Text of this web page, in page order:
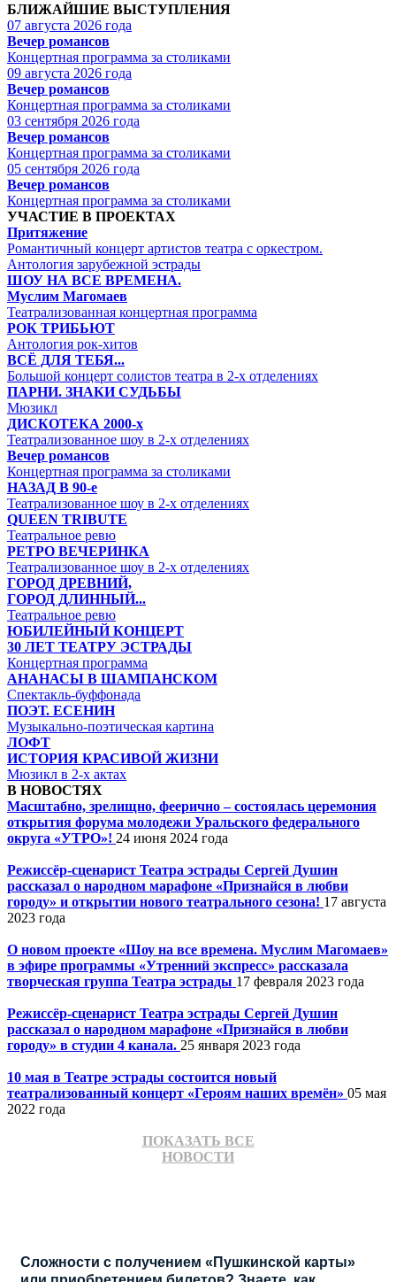
БЛИЖАЙШИЕ ВЫСТУПЛЕНИЯ
07 августа 2026 года
Вечер романсов
Концертная программа за столиками
09 августа 2026 года
Вечер романсов
Концертная программа за столиками
03 сентября 2026 года
Вечер романсов
Концертная программа за столиками
05 сентября 2026 года
Вечер романсов
Концертная программа за столиками
УЧАСТИЕ В ПРОЕКТАХ
Притяжение
Романтичный концерт артистов театра с оркестром.
Антология зарубежной эстрады
ШОУ НА ВСЕ ВРЕМЕНА.
Муслим Магомаев
Театрализованная концертная программа
РОК ТРИБЬЮТ
Антология рок-хитов
ВСЁ ДЛЯ ТЕБЯ...
Большой концерт солистов театра в 2-х отделениях
ПАРНИ. ЗНАКИ СУДЬБЫ
Мюзикл
ДИСКОТЕКА 2000-х
Театрализованное шоу в 2-х отделениях
Вечер романсов
Концертная программа за столиками
НАЗАД В 90-е
Театрализованное шоу в 2-х отделениях
QUEEN TRIBUTE
Театральное ревю
РЕТРО ВЕЧЕРИНКА
Театрализованное шоу в 2-х отделениях
ГОРОД ДРЕВНИЙ,
ГОРОД ДЛИННЫЙ...
Театральное ревю
ЮБИЛЕЙНЫЙ КОНЦЕРТ
30 ЛЕТ ТЕАТРУ ЭСТРАДЫ
Концертная программа
АНАНАСЫ В ШАМПАНСКОМ
Спектакль-буффонада
ПОЭТ. ЕСЕНИН
Музыкально-поэтическая картина
ЛОФТ
ИСТОРИЯ КРАСИВОЙ ЖИЗНИ
Мюзикл в 2-х актах
В НОВОСТЯХ
Масштабно, зрелищно, феерично – состоялась церемония
открытия форума молодежи Уральского федерального
округа «УТРО»! 24 июня 2024 года
Режиссёр-сценарист Театра эстрады Сергей Душин
рассказал о народном марафоне «Признайся в любви
городу» и открытии нового театрального сезона! 17 августа
2023 года
О новом проекте «Шоу на все времена. Муслим Магомаев»
в эфире программы «Утренний экспресс» рассказала
творческая группа Театра эстрады 17 февраля 2023 года
Режиссёр-сценарист Театра эстрады Сергей Душин
рассказал о народном марафоне «Признайся в любви
городу» в студии 4 канала. 25 января 2023 года
10 мая в Театре эстрады состоится новый
театрализованный концерт «Героям наших времён» 05 мая
2022 года
Сегодня артисты нового музыкального проекта Театра
эстрады «МИСТЕР ШЛЯГЕР» и режиссёр-сценарист
ПОКАЗАТЬ ВСЕ
НОВОСТИ
Сложности с получением «Пушкинской карты»